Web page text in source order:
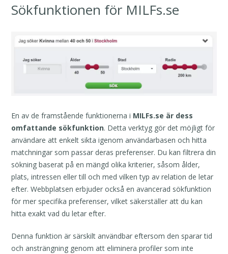
Sökfunktionen för MILFs.se
En av de framstående funktionerna i MILFs.se är dess
omfattande sökfunktion. Detta verktyg gör det möjligt för
användare att enkelt sikta igenom användarbasen och hitta
matchningar som passar deras preferenser. Du kan filtrera din
sökning baserat på en mängd olika kriterier, såsom ålder,
plats, intressen eller till och med vilken typ av relation de letar
efter. Webbplatsen erbjuder också en avancerad sökfunktion
för mer specifika preferenser, vilket säkerställer att du kan
hitta exakt vad du letar efter.
Denna funktion är särskilt användbar eftersom den sparar tid
och ansträngning genom att eliminera profiler som inte